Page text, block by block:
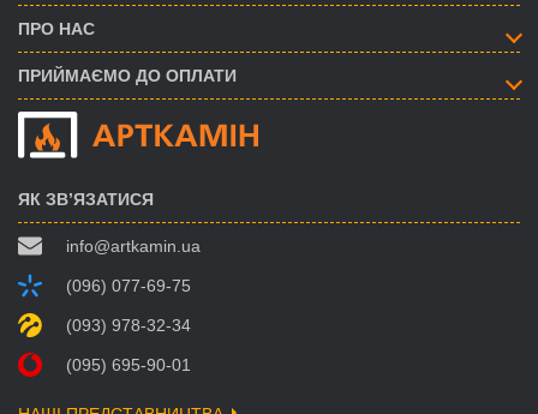
ПРО НАС
ПРИЙМАЄМО ДО ОПЛАТИ
ЯК ЗВ’ЯЗАТИСЯ
info@artkamin.ua
(096) 077-69-75
(093) 978-32-34
(095) 695-90-01